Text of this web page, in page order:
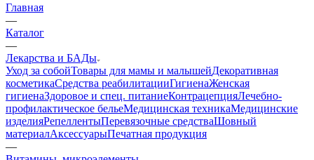
Главная
—
Каталог
—
Лекарства и БАДы
Уход за собойТовары для мамы и малышейДекоративная
косметикаСредства реабилитацииГигиенаЖенская
гигиенаЗдоровое и спец. питаниеКонтрацепцияЛечебно-
профилактическое бельеМедицинская техникаМедицинские
изделияРепеллентыПеревязочные средстваШовный
материалАксессуарыПечатная продукция
—